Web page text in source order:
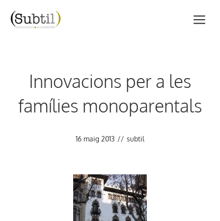
Innovacions per a les
famílies monoparentals
16 maig 2013 // subtil